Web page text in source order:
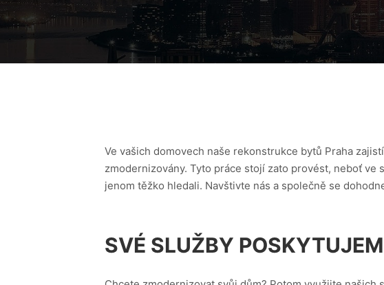
Ve vašich domovech naše rekonstrukce bytů Praha
zmodernizovány. Tyto práce stojí zato provést, neboť ve
jenom těžko hledali. Navštivte nás a společně se
SVÉ SLUŽBY